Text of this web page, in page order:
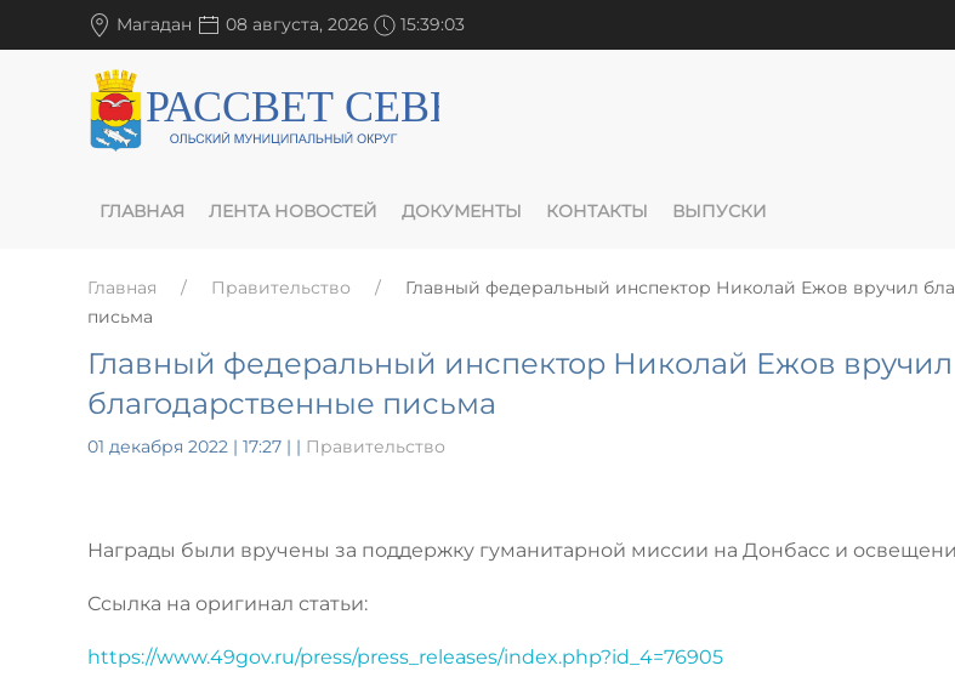
Магадан 08 августа, 2026 15:39:04
ГЛАВНАЯ ЛЕНТА НОВОСТЕЙ ДОКУМЕНТЫ КОНТАКТЫ ВЫПУСКИ
Главная Правительство
Главный федеральный инспектор Николай Ежов вручил
письма
Главный федеральный инспектор Николай Ежов вручил
благодарственные письма
01 декабря 2022 | 17:27 | | Правительство
Награды были вручены за поддержку гуманитарной миссии на Донбасс и
Ссылка на оригинал статьи:
https://www.49gov.ru/press/press_releases/index.php?id_4=76905